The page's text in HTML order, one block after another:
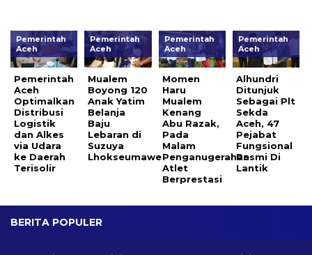
Pemerintah
Aceh
Pemerintah
Aceh
Optimalkan
Distribusi
Logistik
dan Alkes
via Udara
ke Daerah
Terisolir
Pemerintah
Aceh
Mualem
Boyong 120
Anak Yatim
Belanja
Baju
Lebaran di
Suzuya
Lhokseumawe
Pemerintah
Aceh
Momen
Haru
Mualem
Kenang
Abu Razak,
Pada
Malam
Penganugerahan
Atlet
Berprestasi
Pemerintah
Aceh
Alhundri
Ditunjuk
Sebagai Plt
Sekda
Aceh, 47
Pejabat
Fungsional
Resmi Di
Lantik
BERITA POPULER